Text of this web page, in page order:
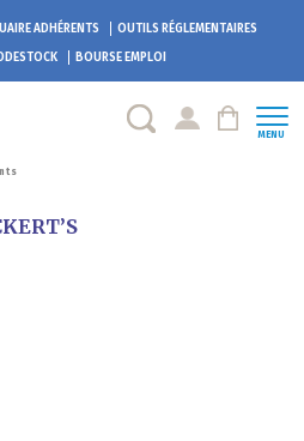
ADHÉRENTS
OUTILS RÉGLEMENTAIRES
BOURSE EMPLOI
MENU